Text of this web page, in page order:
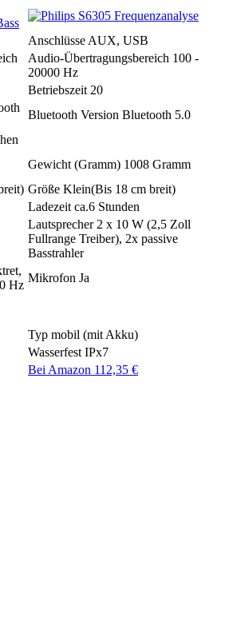
Anschlüsse AUX, USB
Audio-Übertragungsbereich 100 -
20000 Hz
Betriebszeit 20
Bluetooth Version Bluetooth 5.0
Gewicht (Gramm) 1008 Gramm
Größe Klein(Bis 18 cm breit)
Ladezeit ca.6 Stunden
Lautsprecher2 x 10 W (2,5 Zoll
Fullrange Treiber), 2x passive
Basstrahler
Hz
Mikrofon Ja
Typ mobil (mit Akku)
Wasserfest IPx7
Bei Amazon 112,35 €